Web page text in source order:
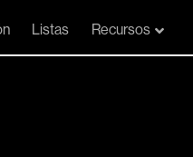
Listas Recursos